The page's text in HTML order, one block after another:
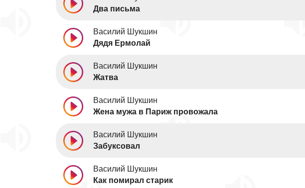
Два письма
Василий Шукшин
Дядя Ермолай
Василий Шукшин
Жатва
Василий Шукшин
Жена мужа в Париж провожала
Василий Шукшин
Забуксовал
Василий Шукшин
Как помирал старик